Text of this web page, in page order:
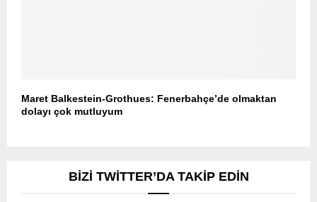
Maret Balkestein-Grothues: Fenerbahçe’de olmaktan
dolayı çok mutluyum
BIZI TWITTER’DA TAKIP EDIN